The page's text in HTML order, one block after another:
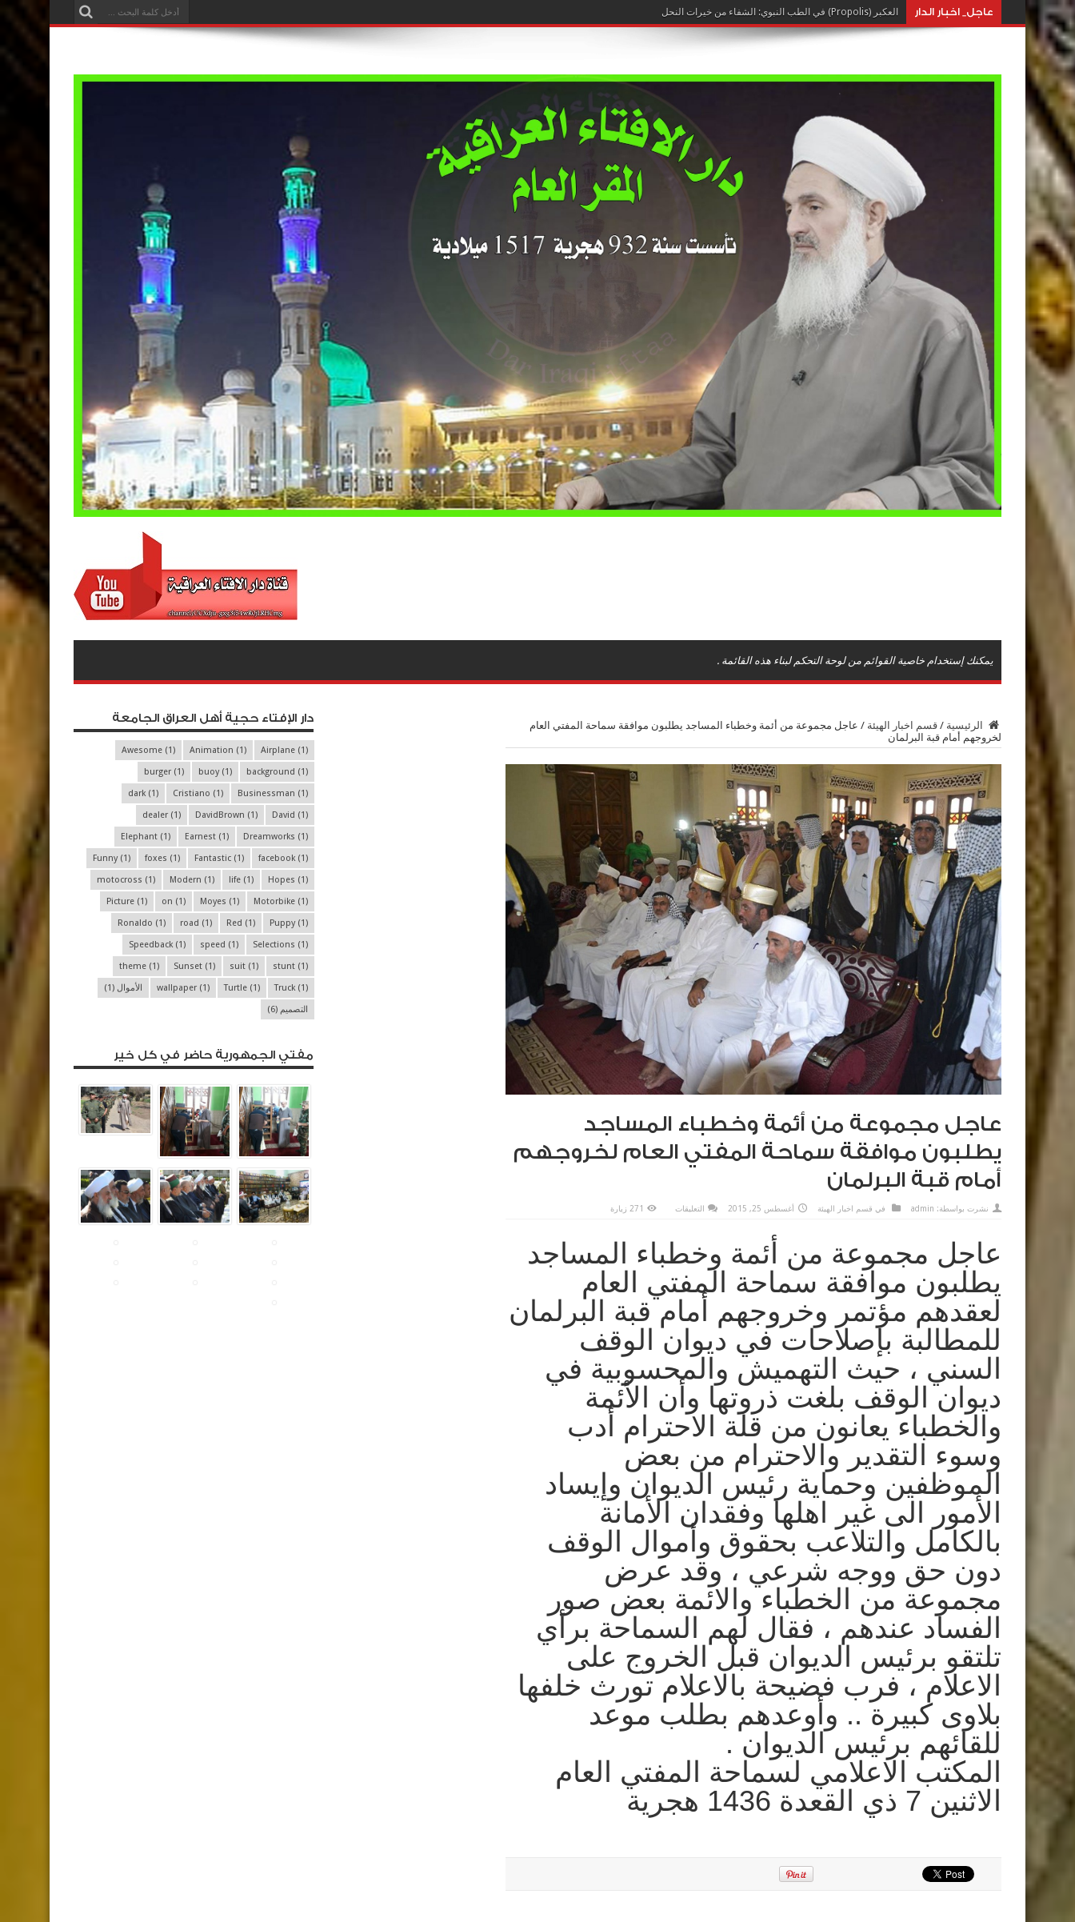
عاجل_ اخبار الدار العكبر (Propolis) في الطب النبوي: الشفاء من خيرات النحل
يمكنك إستخدام خاصية القوائم من لوحة التحكم لبناء هذه القائمة .
الرئيسية / قسم اخبار الهيئة / عاجل مجموعة من أئمة وخطباء المساجد يطلبون موافقة سماحة المفتي العام
لخروجهم أمام قبة البرلمان
عاجل مجموعة من أئمة وخطباء المساجد
يطلبون موافقة سماحة المفتي العام لخروجهم
أمام قبة البرلمان
نشرت بواسطة: admin في قسم اخبار الهيئة أغسطس 25, 2015 التعليقات
أئمة
المساجد
يطلبون
موافقة
سماحة
المفتي
لخروجهم
أمام
البرلمان
مغلقة
271 زيارة
عاجل مجموعة من أئمة وخطباء المساجد
يطلبون موافقة سماحة المفتي العام
لعقدهم مؤتمر وخروجهم أمام قبة البرلمان
للمطالبة بإصلاحات في ديوان الوقف
السني ، حيث التهميش والمحسوبية في
ديوان الوقف بلغت ذروتها وأن الأئمة
والخطباء يعانون من قلة الاحترام أدب
وسوء التقدير والاحترام من بعض
الموظفين وحماية رئيس الديوان وإيساد
الأمور الى غير اهلها وفقدان الأمانة
بالكامل والتلاعب بحقوق وأموال الوقف
دون حق ووجه شرعي ، وقد عرض
مجموعة من الخطباء والائمة بعض صور
الفساد عندهم ، فقال لهم السماحة برأي
تلتقو برئيس الديوان قبل الخروج على
الاعلام ، فرب فضيحة بالاعلام تورث خلفها
بلاوى كبيرة .. وأوعدهم بطلب موعد
للقائهم برئيس الديوان .
المكتب الاعلامي لسماحة المفتي العام
الاثنين 7 ذي القعدة 1436 هجرية
دار الإفتاء حجية أهل العراق الجامعة
Airplane (1)
Animation (1)
Awesome (1)
background (1)
buoy(1)
burger (1)
Businessman (1)
Cristiano (1)
dark (1)
David (1)
DavidBrown (1)
dealer (1)
Dreamworks (1)
Earnest (1)
Elephant (1)
facebook (1)
Fantastic (1)
foxes (1)
Funny(1)
Hopes (1)
life (1)
Modern (1)
motocross (1)
Motorbike (1)
Moyes (1)
on (1)
Picture (1)
Puppy(1)
Red (1)
road (1)
Ronaldo (1)
Selections (1)
speed (1)
Speedback (1)
stunt (1)
suit (1)
Sunset (1)
theme (1)
Truck (1)
Turtle (1)
wallpaper (1) الأموال (1)
التصميم (6)
مفتي الجمهورية حاضر في كل خير